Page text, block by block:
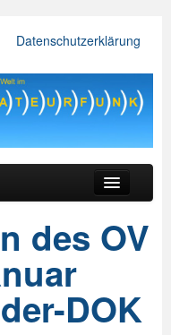
Datenschutzerklärung
des OV
DOK